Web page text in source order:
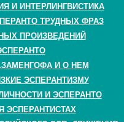
И ИНТЕРЛИНГВИСТИКА
ТРУДНЫХ ФРАЗ
ПРОИЗВЕДЕНИЙ
И О НЕМ
ЭСПЕРАНТИЗМУ
И ЭСПЕРАНТО